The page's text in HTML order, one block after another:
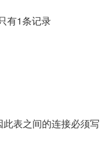
有1条记录
表之间的连接必须写